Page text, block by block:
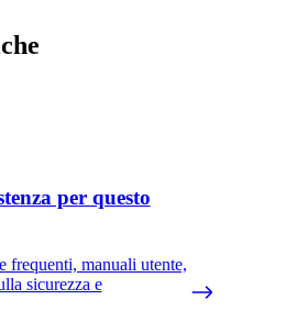
per questo
frequenti, manuali utente,
sicurezza e